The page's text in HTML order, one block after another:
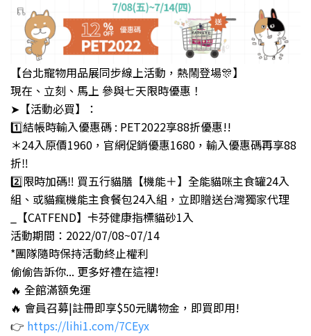
【台北寵物用品展同步線上活動，熱鬧登場🎊】
現在、立刻、馬上 參與七天限時優惠！
➤【活動必買】：
1️⃣結帳時輸入優惠碼 : PET2022享88折優惠!!
＊24入原價1960，官網促銷優惠1680，輸入優惠碼再享88
折‼️
2️⃣限時加碼‼ 買五行貓膳【機能＋】全能貓咪主食罐24入
組、或貓瘋機能主食餐包24入組，立即贈送台灣獨家代理
_【CATFEND】卡芬健康指標貓砂1入
活動期間：2022/07/08~07/14
*團隊隨時保持活動終止權利
偷偷告訴你... 更多好禮在這裡!
🔥 全館滿額免運
🔥 會員召募|註冊即享$50元購物金，即買即用!
👉 https://lihi1.com/7CEyx